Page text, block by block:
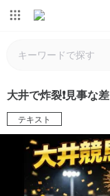
大井で炸裂❗️見事な
テキスト